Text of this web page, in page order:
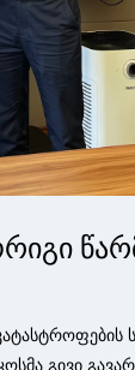
გივი